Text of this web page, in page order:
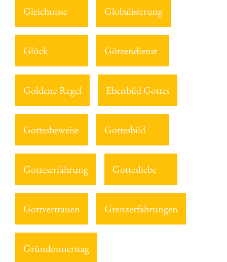
Gleichnisse Globalisierung
Glück Götzendienst
Goldene Regel Ebenbild Gottes
Gottesbeweise Gottesbild
Gotteserfahrung Gottesliebe
Gottvertrauen Grenzerfahrungen
Gründonnerstag